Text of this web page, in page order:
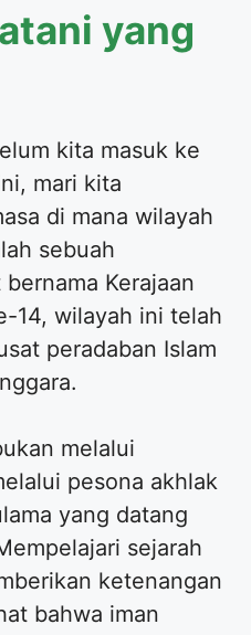
yang
kita masuk ke
mari kita
di mana wilayah
sebuah
Kerajaan
14, wilayah ini telah
peradaban Islam
melalui
pesona akhlak
yang datang
sejarah
ketenangan
bahwa iman